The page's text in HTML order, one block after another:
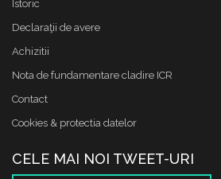
Istoric
Declaraţii de avere
Achizitii
Nota de fundamentare cladire ICR
Contact
Cookies & protectia datelor
CELE MAI NOI TWEET-URI